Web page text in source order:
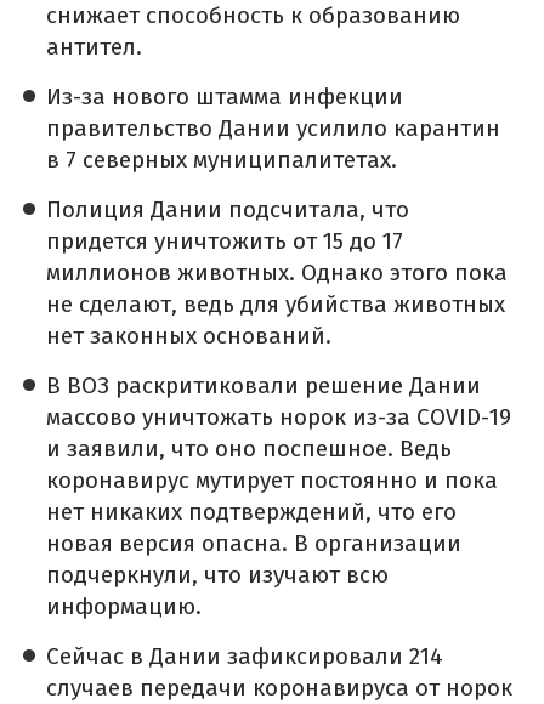
снижает способность к образованию
антител.
Из-за нового штамма инфекции
правительство Дании усилило карантин
в 7 северных муниципалитетах.
Полиция Дании подсчитала, что
придется уничтожить от 15 до 17
миллионов животных. Однако этого пока
не сделают, ведь для убийства животных
нет законных оснований.
В ВОЗ раскритиковали решение Дании
массово уничтожать норок из-за COVID-19
и заявили, что оно поспешное. Ведь
коронавирус мутирует постоянно и пока
нет никаких подтверждений, что его
новая версия опасна. В организации
подчеркнули, что изучают всю
информацию.
Сейчас в Дании зафиксировали 214
случаев передачи коронавируса от норок